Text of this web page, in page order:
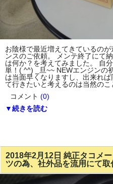
お陰様で最近増えてきているの
ンスのご依頼。 メンテ終了にて
は何か？を考えてみました。 自
単！( ^^) _旦~~ NEWエンジンの
は当面早くなりますし、出来れ
て行きたいと考えるのは当然の
コメント (0)
▼続きを読む
2018年2月12日 純正タコメ
ツの為、社外品を流用にて取